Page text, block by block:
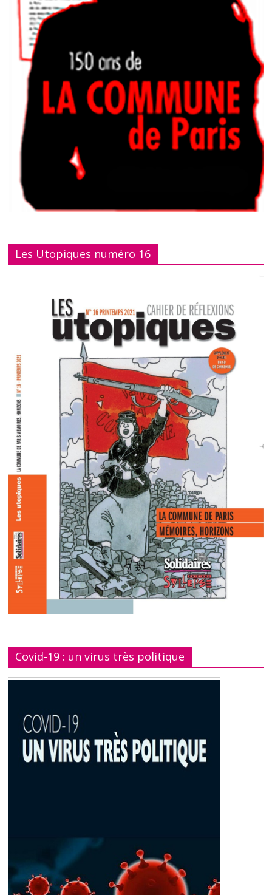
Les Utopiques numéro 16
Covid-19 : un virus très politique